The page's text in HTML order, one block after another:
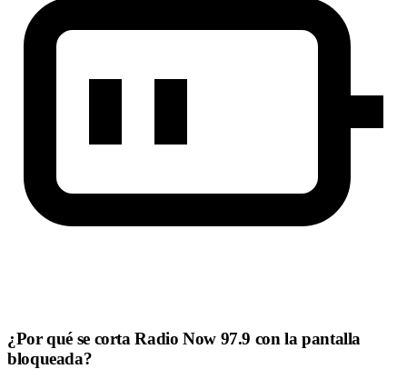
¿Por qué se corta Radio Now 97.9 con la pantalla
bloqueada?